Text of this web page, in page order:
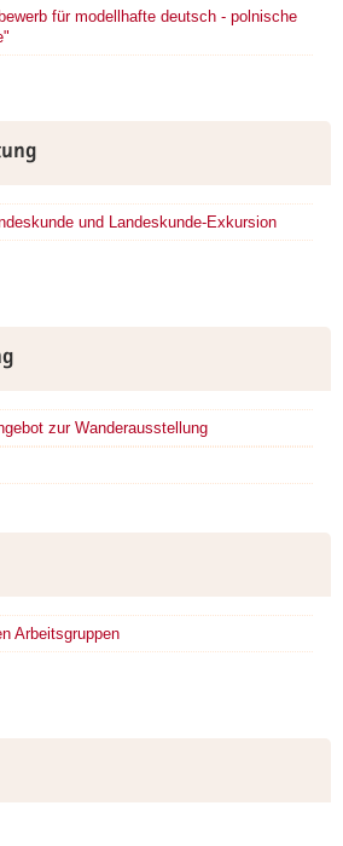
für modellhafte deutsch - polnische
und Landeskunde-Exkursion
zur Wanderausstellung
Arbeitsgruppen